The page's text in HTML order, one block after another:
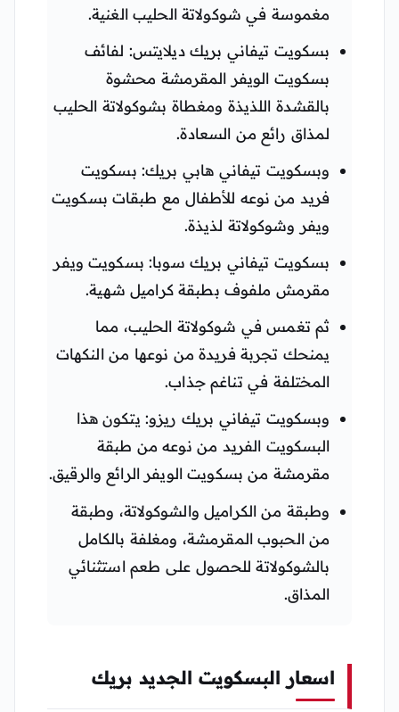
مغموسة في شوكولاتة الحليب الغنية.
بسكويت تيفاني بريك ديلايتس: لفائف
بسكويت الويفر المقرمشة محشوة
بالقشدة اللذيذة ومغطاة بشوكولاتة الحليب
لمذاق رائع من السعادة.
وبسكويت تيفاني هابي بريك: بسكويت
فريد من نوعه للأطفال مع طبقات بسكويت
ويفر وشوكولاتة لذيذة.
بسكويت تيفاني بريك سوبا: بسكويت ويفر
مقرمش ملفوف بطبقة كراميل شهية.
ثم تغمس في شوكولاتة الحليب، مما
يمنحك تجربة فريدة من نوعها من النكهات
المختلفة في تناغم جذاب.
وبسكويت تيفاني بريك ريزو: يتكون هذا
البسكويت الفريد من نوعه من طبقة
مقرمشة من بسكويت الويفر الرائع والرقيق.
وطبقة من الكراميل والشوكولاتة، وطبقة
من الحبوب المقرمشة، ومغلفة بالكامل
بالشوكولاتة للحصول على طعم استثنائي
المذاق.
اسعار البسكويت الجديد بريك